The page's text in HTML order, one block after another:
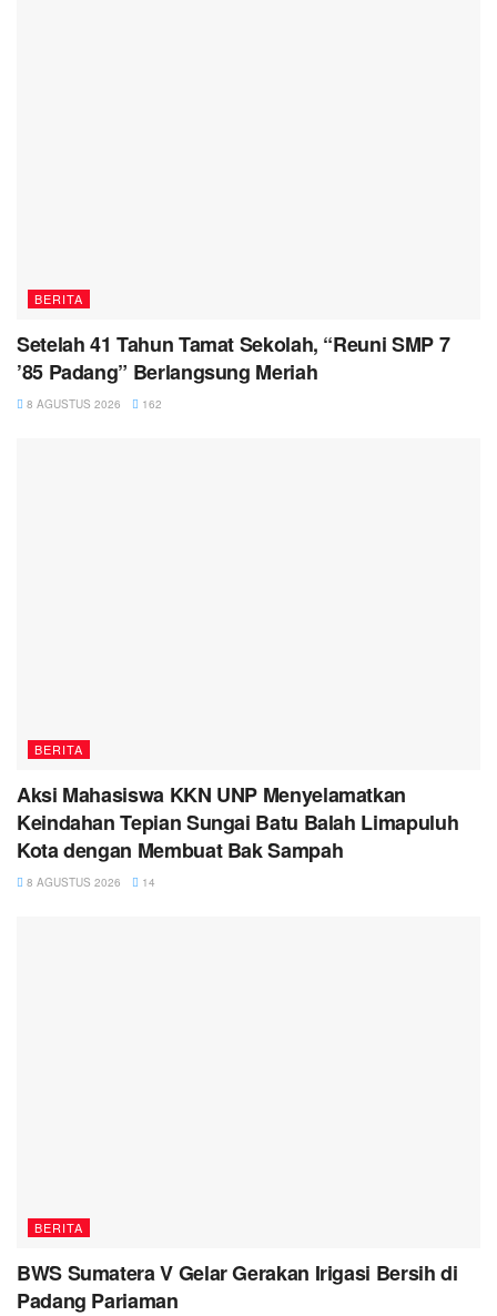
BERITA
Setelah 41 Tahun Tamat Sekolah, “Reuni SMP 7
’85 Padang” Berlangsung Meriah
8 AGUSTUS 2026 162
BERITA
Aksi Mahasiswa KKN UNP Menyelamatkan
Keindahan Tepian Sungai Batu Balah Limapuluh
Kota dengan Membuat Bak Sampah
8 AGUSTUS 2026 14
BERITA
BWS Sumatera V Gelar Gerakan Irigasi Bersih di
Padang Pariaman